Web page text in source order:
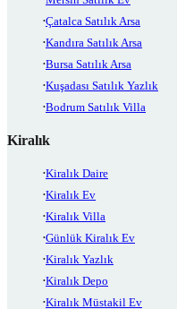
Çatalca Satılık Arsa
Kandıra Satılık Arsa
Bursa Satılık Arsa
Kuşadası Satılık Yazlık
Bodrum Satılık Villa
Kiralık
Kiralık Daire
Kiralık Ev
Kiralık Villa
Günlük Kiralık Ev
Kiralık Yazlık
Kiralık Depo
Kiralık Müstakil Ev